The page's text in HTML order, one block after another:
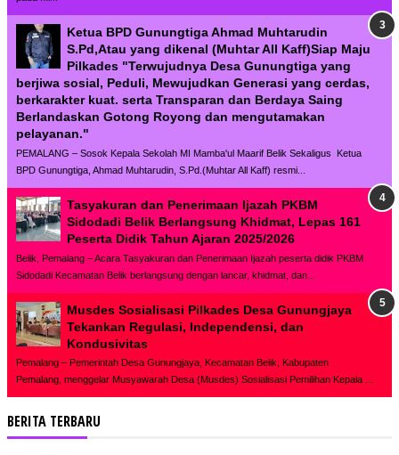
Ketua BPD Gunungtiga Ahmad Muhtarudin
S.Pd,Atau yang dikenal (Muhtar All Kaff)Siap Maju
Pilkades "Terwujudnya Desa Gunungtiga yang
berjiwa sosial, Peduli, Mewujudkan Generasi yang cerdas,
berkarakter kuat. serta Transparan dan Berdaya Saing
Berlandaskan Gotong Royong dan mengutamakan
pelayanan."
PEMALANG – Sosok Kepala Sekolah MI Mamba'ul Maarif Belik Sekaligus Ketua
BPD Gunungtiga, Ahmad Muhtarudin, S.Pd.(Muhtar All Kaff) resmi...
Tasyakuran dan Penerimaan Ijazah PKBM
Sidodadi Belik Berlangsung Khidmat, Lepas 161
Peserta Didik Tahun Ajaran 2025/2026
Belik, Pemalang – Acara Tasyakuran dan Penerimaan Ijazah peserta didik PKBM
Sidodadi Kecamatan Belik berlangsung dengan lancar, khidmat, dan...
Musdes Sosialisasi Pilkades Desa Gunungjaya
Tekankan Regulasi, Independensi, dan
Kondusivitas
Pemalang – Pemerintah Desa Gunungjaya, Kecamatan Belik, Kabupaten
Pemalang, menggelar Musyawarah Desa (Musdes) Sosialisasi Pemilihan Kepala ...
BERITA TERBARU